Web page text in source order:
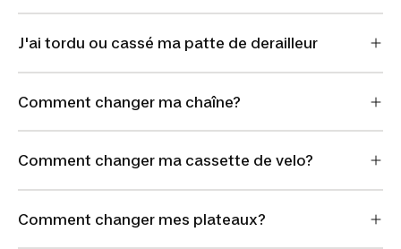
J'ai tordu ou cassé ma patte de derailleur
Comment changer ma chaîne?
Comment changer ma cassette de velo?
Comment changer mes plateaux?